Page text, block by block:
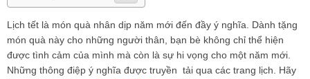
Lịch tết là món quà nhân dịp năm mới đến đầy ý nghĩa. Dành tặng
món quà này cho những người thân, bạn bè không chỉ thể hiện
được tình cảm của mình mà còn là sự hi vọng cho một năm mới.
Những thông điệp ý nghĩa được truyền tải qua các trang lịch. Hãy